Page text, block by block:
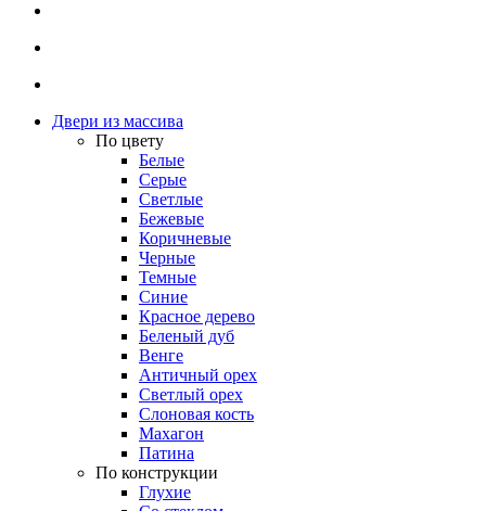
Двери из массива
По цвету
Белые
Серые
Светлые
Бежевые
Коричневые
Черные
Темные
Синие
Красное дерево
Беленый дуб
Венге
Античный орех
Светлый орех
Слоновая кость
Махагон
Патина
По конструкции
Глухие